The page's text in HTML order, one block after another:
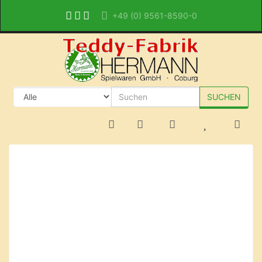
+49 (0) 9561-8590-0
SUCHEN